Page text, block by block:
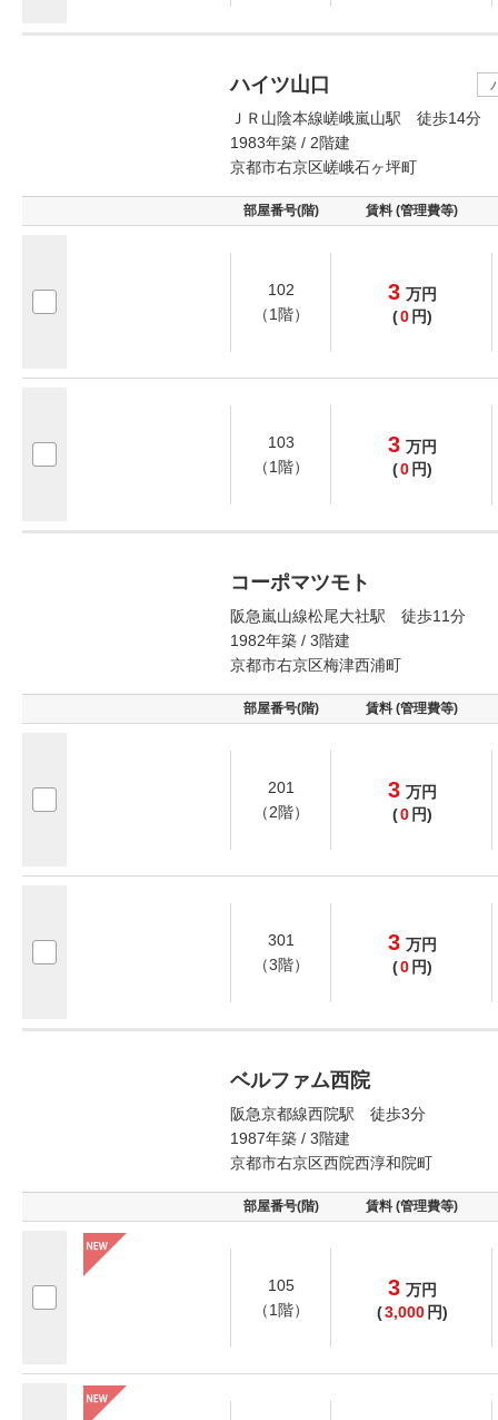
ハイツ山口
ＪＲ山陰本線嵯峨嵐山駅 徒歩14分
1983年築 / 2階建
京都市右京区嵯峨石ヶ坪町
部屋番号(階) 賃料 (管理費等)
102
（1階）
3 万円
(0 円)
103
（1階）
3 万円
(0 円)
コーポマツモト
阪急嵐山線松尾大社駅 徒歩11分
1982年築 / 3階建
京都市右京区梅津西浦町
部屋番号(階) 賃料 (管理費等)
201
（2階）
3 万円
(0 円)
301
（3階）
3 万円
(0 円)
ベルファム西院
阪急京都線西院駅 徒歩3分
1987年築 / 3階建
京都市右京区西院西淳和院町
部屋番号(階) 賃料 (管理費等)
105
（1階）
3 万円
(3,000 円)